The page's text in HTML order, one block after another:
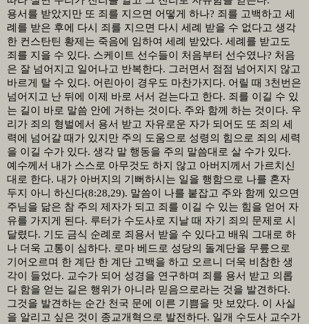
용서를 받았지만 또 죄를 지으면 어떻게 하나? 죄를 고백하고 세
례를 받은 후에 다시 죄를 지으면 다시 세례 받을 수 없다고 생각
한 컨스탄틴 황제는 죽음에 임하여 세례 받았다. 세례를 받고도
죄를 지을 수 있다. 스케이트 선수들이 처음부터 선수였나? 처음
은 잘 넘어지고 일어나고 반복한다. 그러면서 점점 넘어지지 않고
바르게 탈 수 있다. 어린아이 경우도 마찬가지다. 어릴 때 3천번은
넘어지고 난 뒤에 이제 바로 서서 걷는다고 한다. 죄를 이길 수 있
는 길이 바로 말씀 안에 거하는 것이다. 주와 함께 하는 것이다. 우
리가 죄의 형벌에서 용서 받고 자유로운 자가 되어도 또 죄의 세
력에 넘어갈 때가 있지만 주의 도움으로 성령의 힘으로 죄의 세력
을 이길 수가 있다. 생각 말 행동을 주의 말씀대로 살 수가 있다.
예수께서 내가 스스로 아무것도 하지 않고 아버지께서 가르치신
대로 한다. 내가 아버지의 기뻐하시는 일을 행함으로 나를 혼자
두지 아니 하신다(8:28,29). 말씀이 나를 붙잡고 주와 함께 있으면
주님을 닮은 참 주의 제자가 되고 죄를 이길 수 있는 힘을 얻어 자
유를 가지게 된다. 루터가 수도사로 지날 때 자기 죄의 문제로 시
달렸다. 기도 금식 순례로 죄용서 받을 수 있다고 배워 그대로 하
나 더욱 고통이 심하다. 로마 베드로 성당의 돌계단을 무릎으로
기어오르며 한 계단 한 계단 고백을 하고 오르니 더욱 비참한 생
각이 들었다. 교수가 되어 성경을 연구하며 죄를 용서 받고 의롭
다 함을 얻는 길은 행위가 아니라 믿음으로라는 것을 발견하다.
그것을 발견하는 순간 천국 문에 이른 기쁨을 맛 보았다. 이 사실
을 알리고 싶은 것이 종교개혁으로 발전하다. 일개 수도사 교수가